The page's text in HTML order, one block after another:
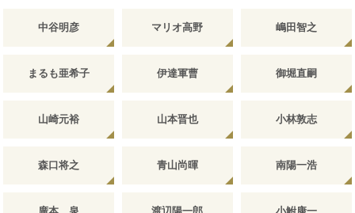
中谷明彦 マリオ高野 嶋田智之
まるも亜希子 伊達軍曹 御堀直嗣
山崎元裕 山本晋也 小林敦志
森口将之 青山尚暉 南陽一浩